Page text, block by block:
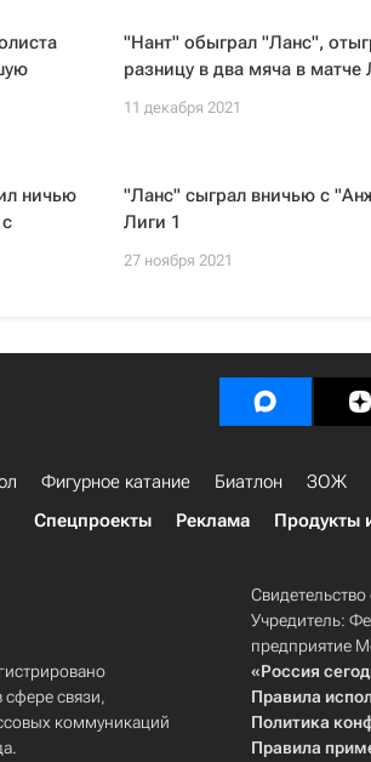
"Нант" обыграл "Ланс",
разницу в два мяча в матче
11 декабря 2021
ничью
"Ланс" сыграл вничью с
Лиги 1
27 ноября 2021
Фигурное катание Биатлон ЗОЖ
Спецпроекты
Реклама Продукты
связи,
коммуникаций
Учредитель:
предприятие
«Россия
Правила
Политика
Правила